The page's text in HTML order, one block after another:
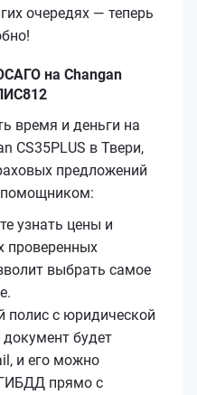
очередях — теперь
на Changan
время и деньги на
CS35PLUS в Твери,
предложений
узнать цены и
проверенных
выбрать самое
полис с юридической
будет
и его можно
прямо с